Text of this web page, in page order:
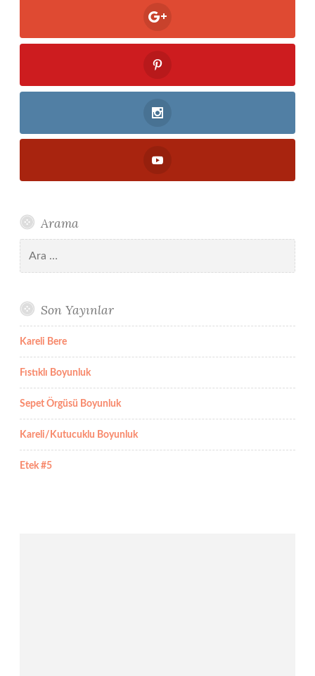
Arama
Son Yayınlar
Kareli Bere
Fıstıklı Boyunluk
Sepet Örgüsü Boyunluk
Kareli/Kutucuklu Boyunluk
Etek #5